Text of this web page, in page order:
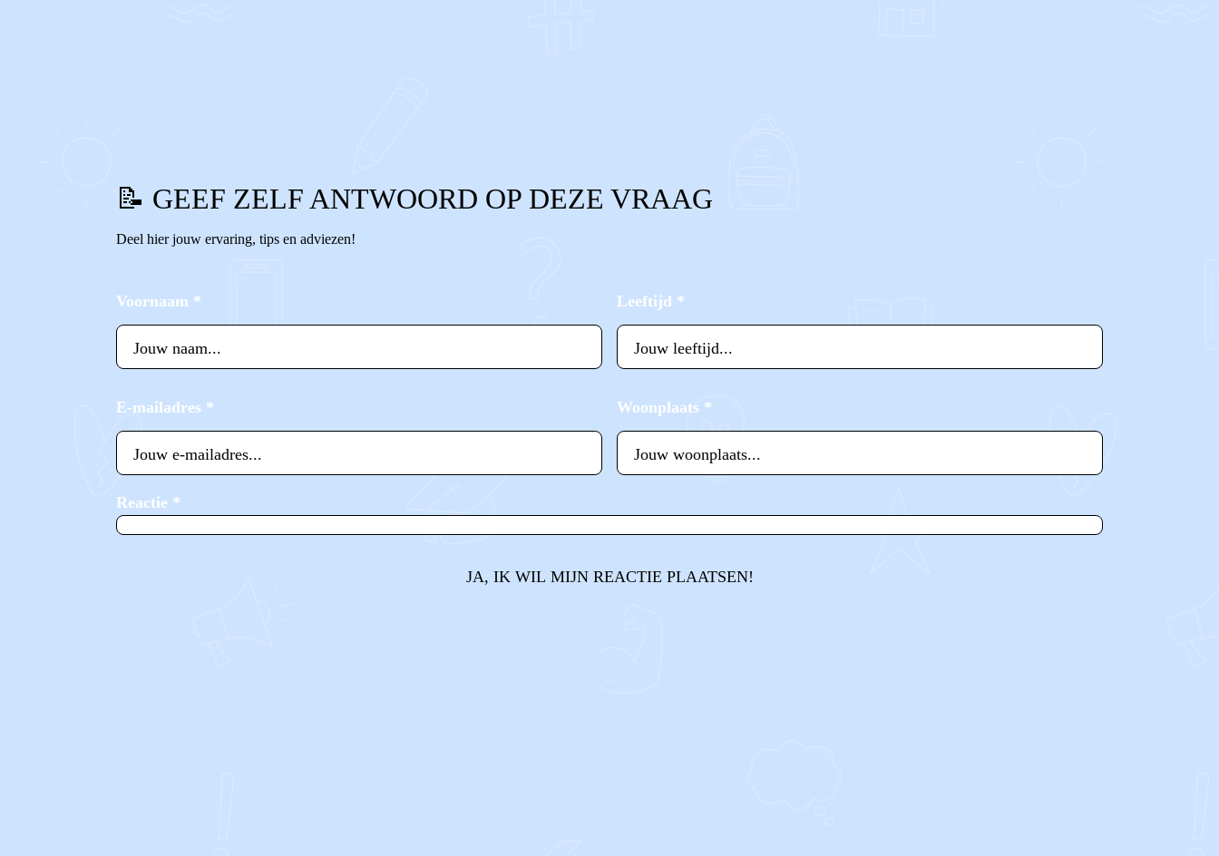
📝 GEEF ZELF ANTWOORD OP DEZE VRAAG
Deel hier jouw ervaring, tips en adviezen!
Voornaam * Leeftijd *
E-mailadres * Woonplaats *
Reactie *
JA, IK WIL MIJN REACTIE PLAATSEN!